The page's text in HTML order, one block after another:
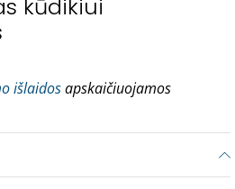
kūdikiui
išlaidosapskaičiuojamos